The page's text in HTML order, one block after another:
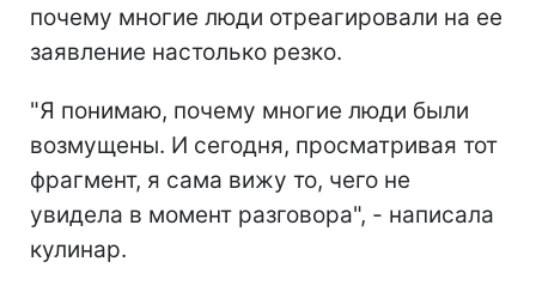
почему многие люди отреагировали на ее
заявление настолько резко.
"Я понимаю, почему многие люди были
возмущены. И сегодня, просматривая тот
фрагмент, я сама вижу то, чего не
увидела в момент разговора", - написала
кулинар.